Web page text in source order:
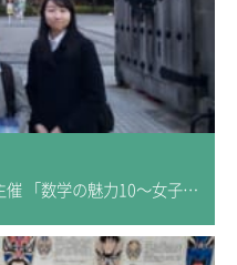
東京大学大学院数理科学研究科主催 「数学の魅力10～女子中高生のために～」参加報告